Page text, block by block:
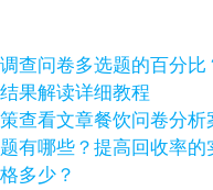
查问卷多选题的百分比
果解读详细教程
查看文章餐饮问卷分析
有哪些？提高回收率的
多少？